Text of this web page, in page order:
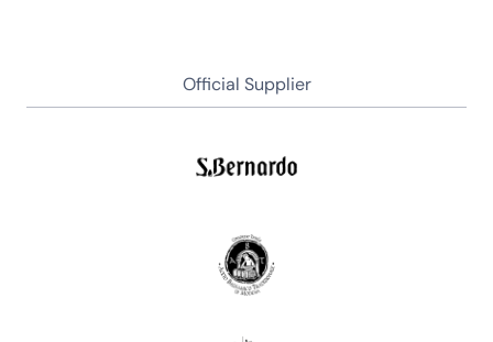
Official Supplier